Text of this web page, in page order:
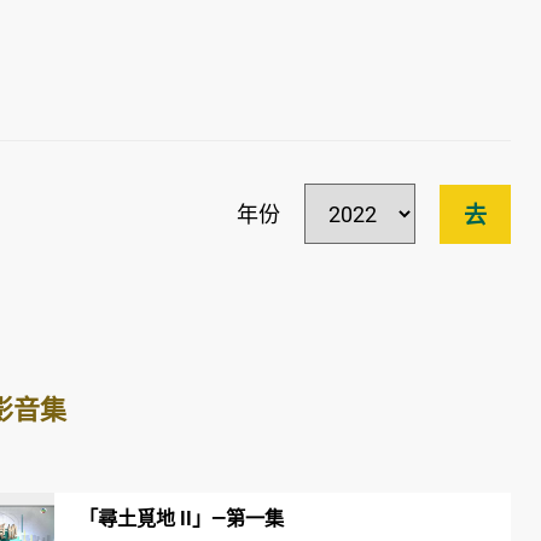
年份 去
音集
「尋土覓地 II」—第一集